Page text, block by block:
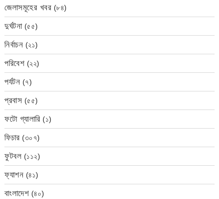
জেলাসমূহের খবর (৮৪)
দুর্ঘটনা(৫৫)
নির্বাচন (২১)
পরিবেশ (২২)
পর্যটন (৭)
প্রবাস (৫৫)
ফটো গ্যালারি (১)
ফিচার (৩০৭)
ফুটবল (১১২)
ফ্যাশন (৪১)
বাংলাদেশ (৪০)